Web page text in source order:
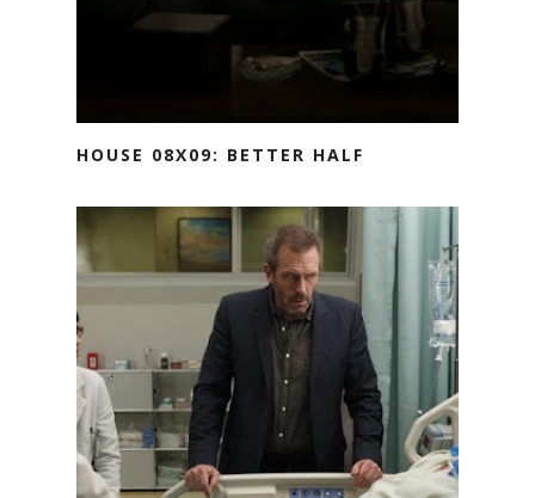
HOUSE 08X09: BETTER HALF